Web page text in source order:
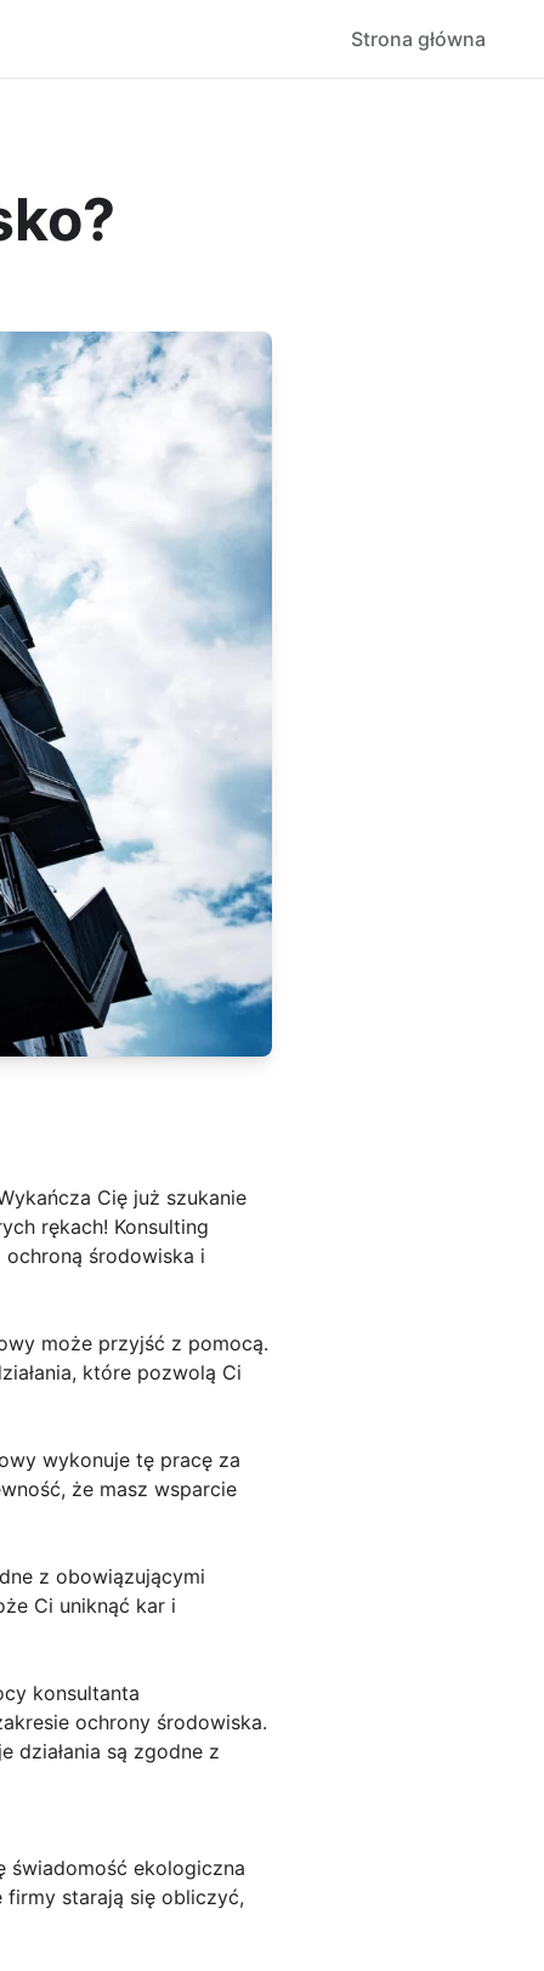
Strona główna
Cię już szukanie
rękach! Konsulting
środowiska i
może przyjść z pomocą.
które pozwolą Ci
wykonuje tę pracę za
że masz wsparcie
z obowiązującymi
Ci uniknąć kar i
konsultanta
ochrony środowiska.
działania są zgodne z
świadomość ekologiczna
firmy starają się obliczyć,